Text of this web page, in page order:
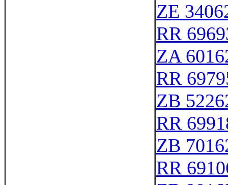
ZE
RR
ZA
RR
ZB
RR
ZB
RR